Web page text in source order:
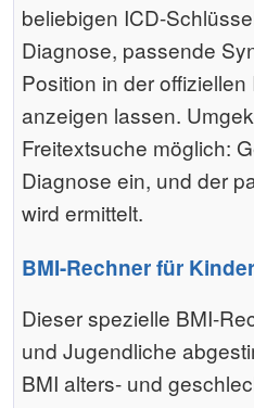
beliebigen ICD-
Diagnose, passende
Position in der
anzeigen lassen.
Freitextsuche möglich:
Diagnose ein, und der
wird ermittelt.
BMI-Rechner für Kinder
Dieser spezielle BMI-
und Jugendliche
BMI alters- und